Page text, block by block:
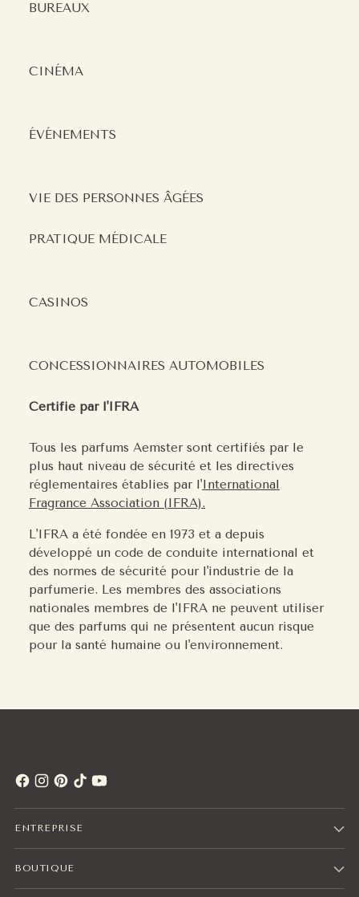
BUREAUX
CINÉMA
ÉVÉNEMENTS
VIE DES PERSONNES ÂGÉES
PRATIQUE MÉDICALE
CASINOS
CONCESSIONNAIRES AUTOMOBILES
Certifié par l'IFRA
Tous les parfums Aemster sont certifiés par le
plus haut niveau de sécurité et les directives
réglementaires établies par l'International
Fragrance Association (IFRA).
L'IFRA a été fondée en 1973 et a depuis
développé un code de conduite international et
des normes de sécurité pour l'industrie de la
parfumerie. Les membres des associations
nationales membres de l'IFRA ne peuvent utiliser
que des parfums qui ne présentent aucun risque
pour la santé humaine ou l'environnement.
ENTREPRISE
BOUTIQUE